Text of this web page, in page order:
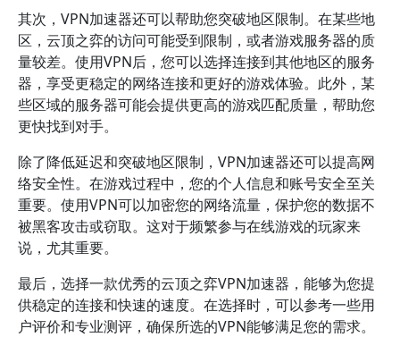
其次，VPN加速器还可以帮助您突破地区限制。在某些地
区，云顶之弈的访问可能受到限制，或者游戏服务器的质
量较差。使用VPN后，您可以选择连接到其他地区的服务
器，享受更稳定的网络连接和更好的游戏体验。此外，某
些区域的服务器可能会提供更高的游戏匹配质量，帮助您
更快找到对手。
除了降低延迟和突破地区限制，VPN加速器还可以提高网
络安全性。在游戏过程中，您的个人信息和账号安全至关
重要。使用VPN可以加密您的网络流量，保护您的数据不
被黑客攻击或窃取。这对于频繁参与在线游戏的玩家来
说，尤其重要。
最后，选择一款优秀的云顶之弈VPN加速器，能够为您提
供稳定的连接和快速的速度。在选择时，可以参考一些用
户评价和专业测评，确保所选的VPN能够满足您的需求。